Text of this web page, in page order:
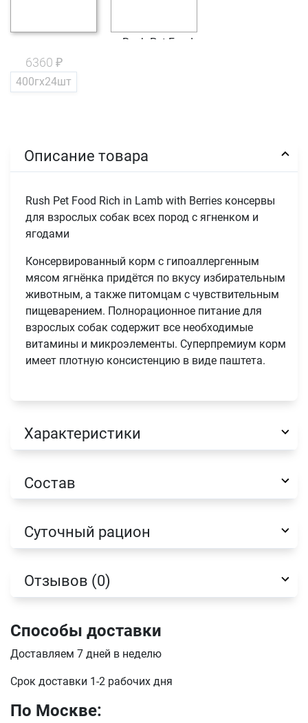
6360 ₽
400гх24шт
Описание товара
Rush Pet Food Rich in Lamb with Berries консервы
для взрослых собак всех пород с ягненком и
ягодами
Консервированный корм с гипоаллергенным
мясом ягнёнка придётся по вкусу избирательным
животным, а также питомцам с чувствительным
пищеварением. Полнорационное питание для
взрослых собак содержит все необходимые
витамины и микроэлементы. Суперпремиум корм
имеет плотную консистенцию в виде паштета.
Характеристики
Состав
Суточный рацион
Отзывов (0)
Способы доставки
Доставляем 7 дней в неделю
Срок доставки 1-2 рабочих дня
По Москве:
Имя
Телефон